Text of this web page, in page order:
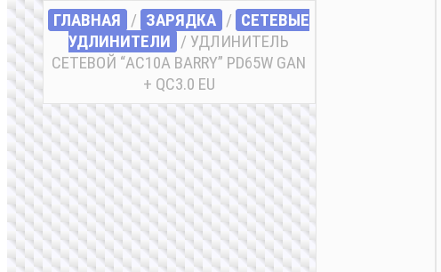
ГЛАВНАЯ / ЗАРЯДКА / СЕТЕВЫЕ
УДЛИНИТЕЛИ / УДЛИНИТЕЛЬ
СЕТЕВОЙ “AC10A BARRY” PD65W GAN
+ QC3.0 EU